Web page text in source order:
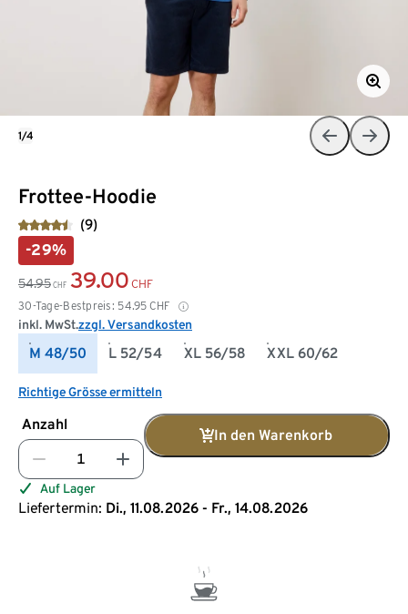
Frottee-Hoodie
(9)
-29%
54.95 CHF 39.00 CHF
30-Tage-Bestpreis: 54.95 CHF
inkl. MwSt.zzgl. Versandkosten
M 48/50 L 52/54 XL 56/58 XXL 60/62
Richtige Grösse ermitteln
Anzahl
In den Warenkorb
Auf Lager
Liefertermin: Di., 11.08.2026 - Fr., 14.08.2026
1/4